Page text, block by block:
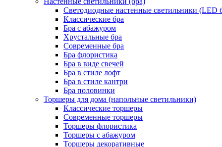
Светодиодные настенные светильники (LED
Классические бра
Бра с абажуром
Хрустальные бра
Современные бра
Бра флористика
Бра в виде свечей
Бра в стиле лофт
Бра в стиле кантри
Бра половинки
Торшеры для дома (напольные светильники)
Классические торшеры
Современные торшеры
Торшеры флористика
Торшеры с абажуром
Торшеры декоративные